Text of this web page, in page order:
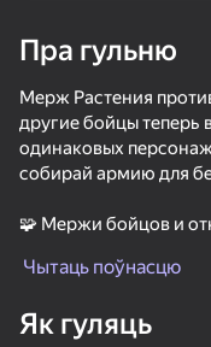
Пять Ночей С Фредди Плейграунд Песочница
Пра гульню
Мерж Растения
другие бойцы теперь
одинаковых
собирай армию для
🧩 Мержи бойцов и
⚔️ Побеждай в битвах
Чытаць поўнасцю
Як гуляць